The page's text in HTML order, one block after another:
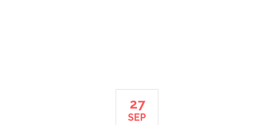
27
SEP